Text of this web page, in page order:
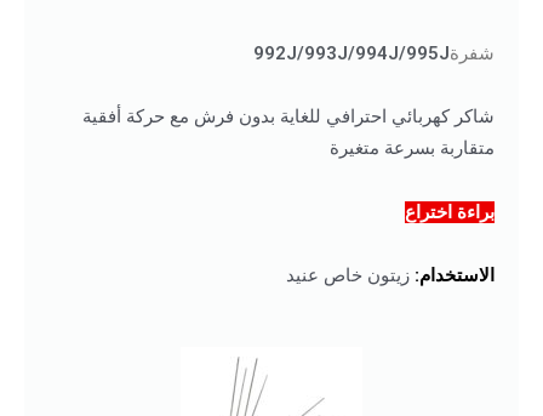
شفرة992J/993J/994J/995J
شاكر كهربائي احترافي للغاية بدون فرش مع حركة أفقية
متقاربة بسرعة متغيرة
براءة اختراع
الاستخدام:زيتون خاص عنيد